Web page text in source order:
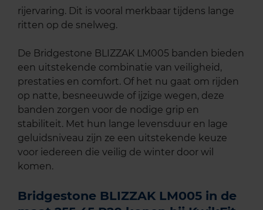
rijervaring. Dit is vooral merkbaar tijdens lange
ritten op de snelweg.
De Bridgestone BLIZZAK LM005 banden bieden
een uitstekende combinatie van veiligheid,
prestaties en comfort. Of het nu gaat om rijden
op natte, besneeuwde of ijzige wegen, deze
banden zorgen voor de nodige grip en
stabiliteit. Met hun lange levensduur en lage
geluidsniveau zijn ze een uitstekende keuze
voor iedereen die veilig de winter door wil
komen.
Bridgestone BLIZZAK LM005 in de